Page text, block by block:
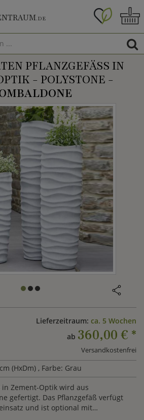
.DE
PFLANZGEFÄSS IN Z
- POLYSTONE -
Lieferzeitraum: ca. 5 Wochen
ab 360,00 € *
Versandkostenfrei
(HxDm) , Farbe: Grau
in Zement-Optik wird aus
gefertigt. Das Pflanzgefäß verfügt
und ist optional mit